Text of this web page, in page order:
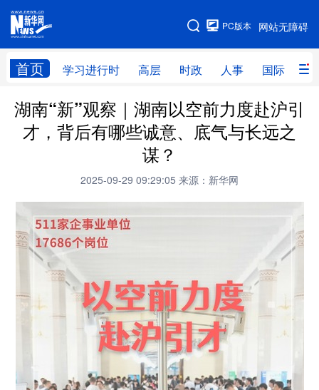
网站无障碍
PC版本
首页 学习进行时 高层 时政 人事 国际 财
网站地图
学习进行时 高层 时政 人事
国际 财经 网评 港澳
文化 书画
访谈 政务
中央文件 金融
食品 人居 信息化 数字经济
乡村振兴 银龄
城市 旅游 能源 会展
湖南“新”观察｜湖南以空前力度赴沪引
才，背后有哪些诚意、底气与长远之
谋？
2025-09-29 09:29:05 来源：新华网